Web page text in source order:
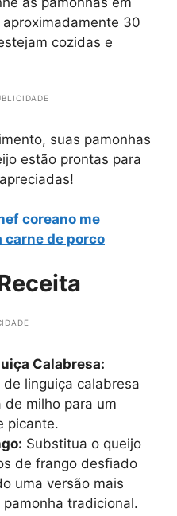
30
cozidas e
suas pamonhas
estão prontas para
coreano me
carne de porco
Calabresa:
linguiça calabresa
de milho para um
picante.
Substitua o queijo
de frango desfiado
uma versão mais
tradicional.